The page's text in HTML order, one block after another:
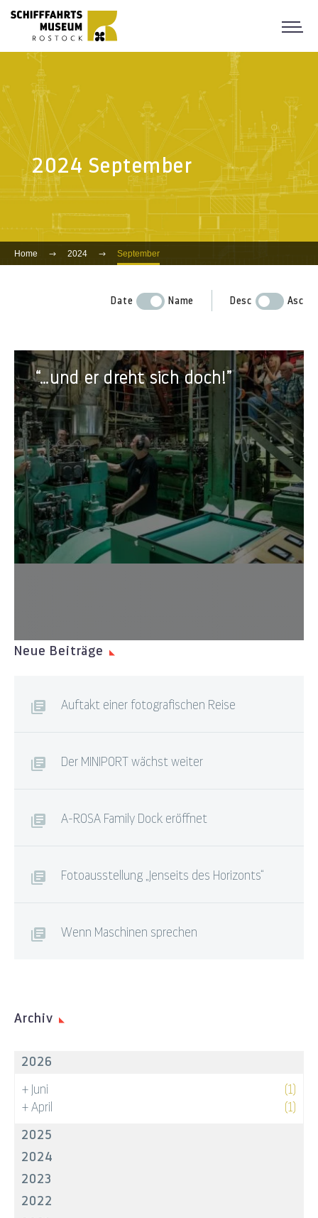
2024 September
Home 2024 September
Date Name Desc Asc
“…
und
er
dreht
sich
doch!”
“…und er dreht sich doch!”
Neue Beiträge
Auftakt einer fotografischen Reise
Der MINIPORT wächst weiter
A-ROSA Family Dock eröffnet
Fotoausstellung „Jenseits des Horizonts“
Wenn Maschinen sprechen
Archiv
2026
+ Juni
(1)
+April
(1)
2025
2024
2023
2022